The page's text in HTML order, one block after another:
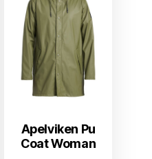
Apelviken Pu
Coat Woman